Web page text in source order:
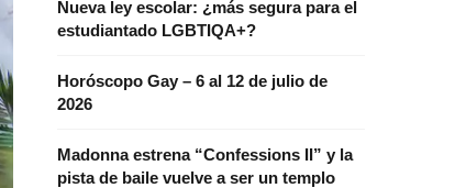
Nueva ley escolar: ¿más segura para el
estudiantado LGBTIQA+?
Horóscopo Gay – 6 al 12 de julio de
2026
Madonna estrena “Confessions II” y la
pista de baile vuelve a ser un templo